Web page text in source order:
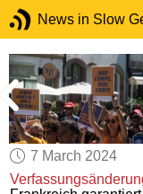
News in Slow
7 March 2024